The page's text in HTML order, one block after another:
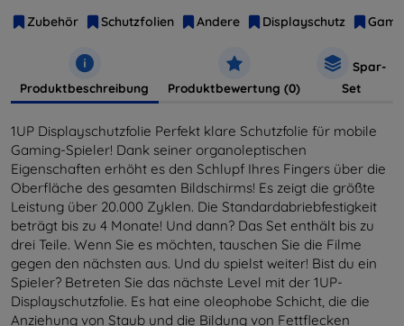
Zubehör
Schutzfolien Andere Displayschutz
Produktbeschreibung Produktbewertung (0)
Spar-
Set
1UP Displayschutzfolie Perfekt klare Schutzfolie für mobile
Gaming-Spieler! Dank seiner organoleptischen
Eigenschaften erhöht es den Schlupf Ihres Fingers über die
Oberfläche des gesamten Bildschirms! Es zeigt die größte
Leistung über 20.000 Zyklen. Die Standardabriebfestigkeit
beträgt bis zu 4 Monate! Und dann? Das Set enthält bis zu
drei Teile. Wenn Sie es möchten, tauschen Sie die Filme
gegen den nächsten aus. Und du spielst weiter! Bist du ein
Spieler? Betreten Sie das nächste Level mit der 1UP-
Displayschutzfolie. Es hat eine oleophobe Schicht, die die
Anziehung von Staub und die Bildung von Fettflecken